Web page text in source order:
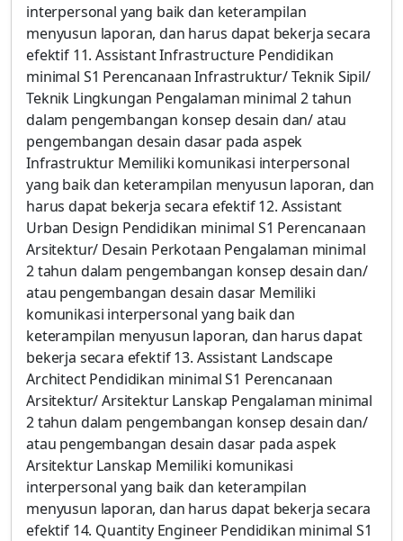
interpersonal yang baik dan keterampilan
menyusun laporan, dan harus dapat bekerja secara
efektif 11. Assistant Infrastructure Pendidikan
minimal S1 Perencanaan Infrastruktur/ Teknik Sipil/
Teknik Lingkungan Pengalaman minimal 2 tahun
dalam pengembangan konsep desain dan/ atau
pengembangan desain dasar pada aspek
Infrastruktur Memiliki komunikasi interpersonal
yang baik dan keterampilan menyusun laporan, dan
harus dapat bekerja secara efektif 12. Assistant
Urban Design Pendidikan minimal S1 Perencanaan
Arsitektur/ Desain Perkotaan Pengalaman minimal
2 tahun dalam pengembangan konsep desain dan/
atau pengembangan desain dasar Memiliki
komunikasi interpersonal yang baik dan
keterampilan menyusun laporan, dan harus dapat
bekerja secara efektif 13. Assistant Landscape
Architect Pendidikan minimal S1 Perencanaan
Arsitektur/ Arsitektur Lanskap Pengalaman minimal
2 tahun dalam pengembangan konsep desain dan/
atau pengembangan desain dasar pada aspek
Arsitektur Lanskap Memiliki komunikasi
interpersonal yang baik dan keterampilan
menyusun laporan, dan harus dapat bekerja secara
efektif 14. Quantity Engineer Pendidikan minimal S1